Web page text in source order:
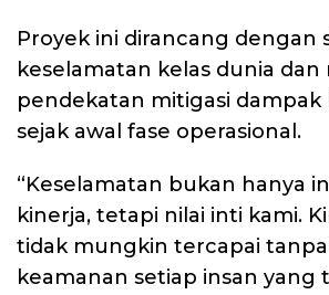
Proyek ini dirancang dengan
keselamatan kelas dunia
pendekatan mitigasi
sejak awal fase operasional.
“Keselamatan bukan hanya
kinerja, tetapi nilai inti kami.
tidak mungkin tercapai
keamanan setiap insan yang